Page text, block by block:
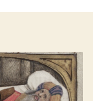
handicap
?